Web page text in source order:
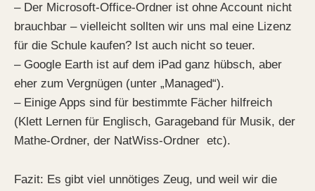
– Der Microsoft-Office-Ordner ist ohne Account nicht
brauchbar – vielleicht sollten wir uns mal eine Lizenz
für die Schule kaufen? Ist auch nicht so teuer.
– Google Earth ist auf dem iPad ganz hübsch, aber
eher zum Vergnügen (unter „Managed“).
– Einige Apps sind für bestimmte Fächer hilfreich
(Klett Lernen für Englisch, Garageband für Musik, der
Mathe-Ordner, der NatWiss-Ordner etc).
Fazit: Es gibt viel unnötiges Zeug, und weil wir die